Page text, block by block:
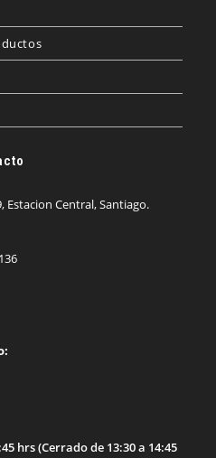
Estacion Central, Santiago.
hrs (Cerrado de 13:30 a 14:45